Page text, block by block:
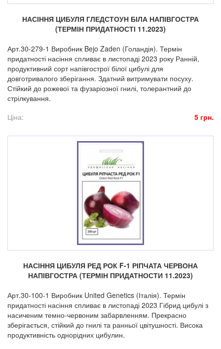
НАСІННЯ ЦИБУЛЯ ГЛЕДСТОУН БІЛА НАПІВГОСТРА
(ТЕРМІН ПРИДАТНОСТІ 11.2023)
Арт.30-279-1 Виробник Bejo Zaden (Голандія). Термін
придатності насіння спливає в листопаді 2023 року Ранній,
продуктивний сорт напівгострої білої цибулі для
довготривалого зберігання. Здатний витримувати посуху.
Стійкий до рожевої та фузаріозної гнилі, толерантний до
стрілкування.
Ціна:
5 грн.
НАСІННЯ ЦИБУЛЯ РЕД РОК F-1 РІПЧАТА ЧЕРВОНА
НАПІВГОСТРА (ТЕРМІН ПРИДАТНОСТИ 11.2023)
Арт.30-100-1 Виробник United Genetics (Італія). Термін
придатності насіння спливає в листопаді 2023 Гібрид цибулі з
насиченим темно-червоним забарвленням. Прекрасно
зберігається, стійкий до гнилі та ранньої цвітушності. Висока
продуктивність однорідних цибулин.